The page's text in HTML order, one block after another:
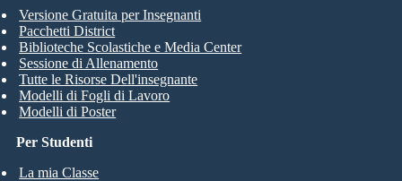
Per Studenti
La mia Classe
Versione Gratuita per Insegnanti
Pacchetti District
Biblioteche Scolastiche e Media Center
Sessione di Allenamento
Tutte le Risorse Dell'insegnante
Modelli di Fogli di Lavoro
Modelli di Poster